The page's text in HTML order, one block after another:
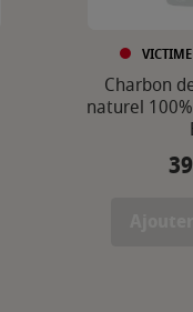
Charbon
naturel
Prix